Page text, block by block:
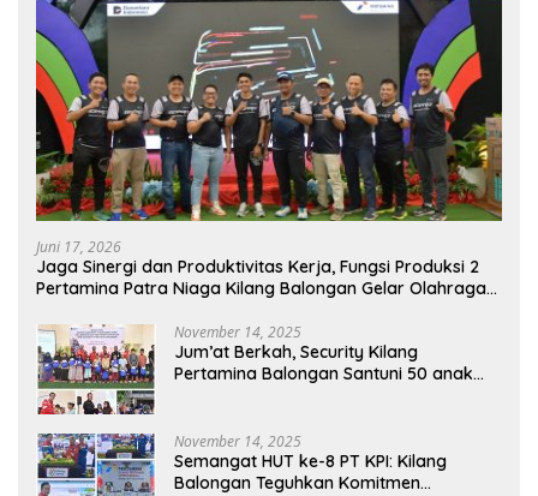
Juni 17, 2026
Jaga Sinergi dan Produktivitas Kerja, Fungsi Produksi 2
Pertamina Patra Niaga Kilang Balongan Gelar Olahraga
November 14, 2025
Jum’at Berkah, Security Kilang
Pertamina Balongan Santuni 50 anak
November 14, 2025
Semangat HUT ke-8 PT KPI: Kilang
Balongan Teguhkan Komitmen